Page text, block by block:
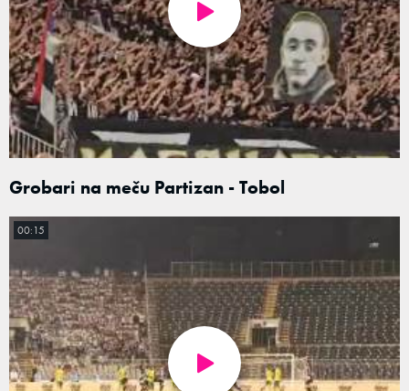
Grobari na meču Partizan - Tobol
00:15